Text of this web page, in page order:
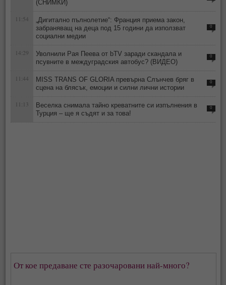
(СНИМКИ)
11:54
„Дигитално пълнолетие“: Франция приема закон,
забраняващ на деца под 15 години да използват
социални медии
0
14:29
Уволнили Рая Пеева от bTV заради скандала и
псувните в междуградския автобус? (ВИДЕО)
0
11:44
MISS TRANS OF GLORIA превърна Слънчев бряг в
сцена на блясък, емоции и силни лични истории
0
11:13
Веселка снимала тайно креватните си изпълнения в
Турция – ще я съдят и за това!
0
От кое предаване сте разочаровани най-много?